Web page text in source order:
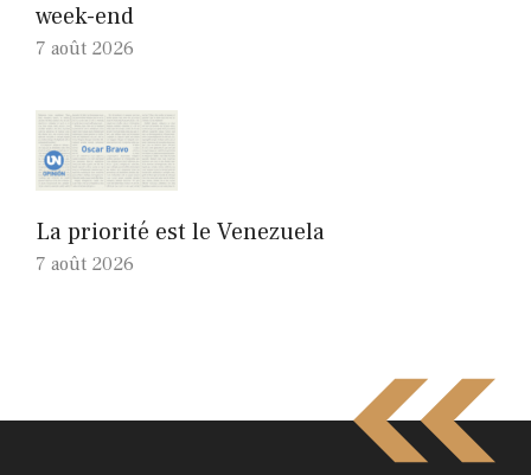
week-end
7 août 2026
La priorité est le Venezuela
7 août 2026